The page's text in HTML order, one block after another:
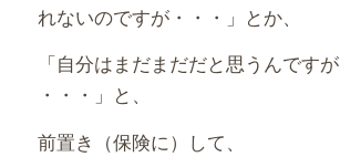
れないのですが・・・」とか、
「自分はまだまだだと思うんですが
・・・」と、
前置き（保険に）して、